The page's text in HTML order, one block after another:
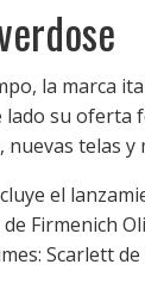
la marca
lado su oferta
nuevas telas
el
Firmenich
Scarlett de